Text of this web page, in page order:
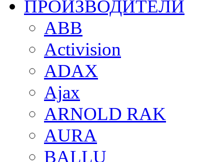
ПРОИЗВОДИТЕЛИ
ABB
Activision
ADAX
Ajax
ARNOLD RAK
AURA
BALLU